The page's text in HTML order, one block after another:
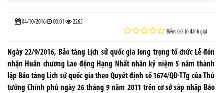
04/10/2016 00:01 2265
Điểm: 0/5 (0 đánh giá)
Ngày 22/9/2016, Bảo tàng Lịch sử quốc gia long trọng tổ chức Lễ đón
nhận Huân chương Lao động Hạng Nhất nhân kỷ niệm 5 năm thành
lập Bảo tàng Lịch sử quốc gia theo Quyết định số 1674/QĐ-TTg của Thủ
tướng Chính phủ ngày 26 tháng 9 năm 2011 trên cơ sở sáp nhập Bảo